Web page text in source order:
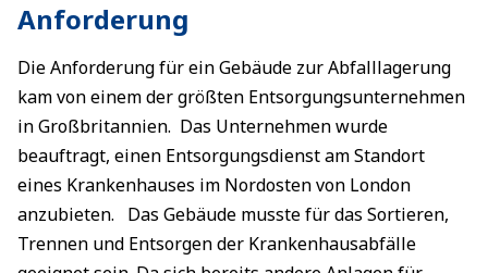
Anforderung
Die Anforderung für ein Gebäude zur Abfalllagerung
kam von einem der größten Entsorgungsunternehmen
in Großbritannien. Das Unternehmen wurde
beauftragt, einen Entsorgungsdienst am Standort
eines Krankenhauses im Nordosten von London
anzubieten. Das Gebäude musste für das Sortieren,
Trennen und Entsorgen der Krankenhausabfälle